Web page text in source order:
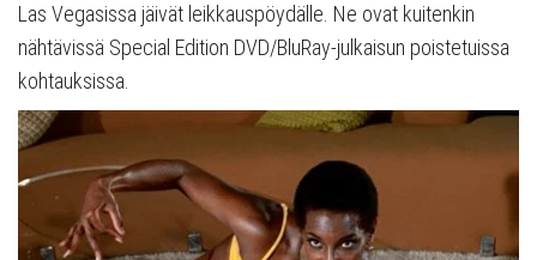
Las Vegasissa jäivät leikkauspöydälle. Ne ovat kuitenkin
nähtävissä Special Edition DVD/BluRay-julkaisun poistetuissa
kohtauksissa.